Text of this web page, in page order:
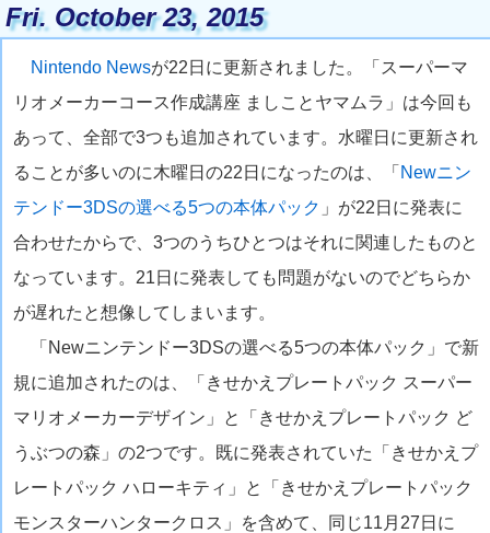
Fri. October 23, 2015
Nintendo Newsが22日に更新されました。「スーパーマ
リオメーカーコース作成講座 ましことヤマムラ」は今回も
あって、全部で3つも追加されています。水曜日に更新され
ることが多いのに木曜日の22日になったのは、「 Newニン
テンドー3DSの選べる5つの本体パック 」が22日に発表に
合わせたからで、3つのうちひとつはそれに関連したものと
なっています。21日に発表しても問題がないのでどちらか
が遅れたと想像してしまいます。
「Newニンテンドー3DSの選べる5つの本体パック」で新
規に追加されたのは、「きせかえプレートパック スーパー
マリオメーカーデザイン」と「きせかえプレートパック ど
うぶつの森」の2つです。既に発表されていた「きせかえプ
レートパック ハローキティ」と「きせかえプレートパック
モンスターハンタークロス」を含めて、同じ11月27日に